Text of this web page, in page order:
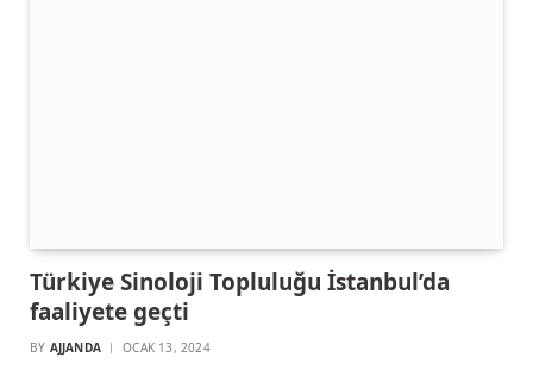
Türkiye Sinoloji Topluluğu İstanbul’da
faaliyete geçti
BY AJJANDA OCAK 13, 2024